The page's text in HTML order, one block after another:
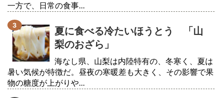
一方で、日常の食事...
夏に食べる冷たいほうとう 「山
梨のおざら」
海なし県、山梨は内陸特有の、冬寒く、夏は
暑い気候が特徴だ。昼夜の寒暖差も大きく、その影響で果
物の糖度が上がりや...